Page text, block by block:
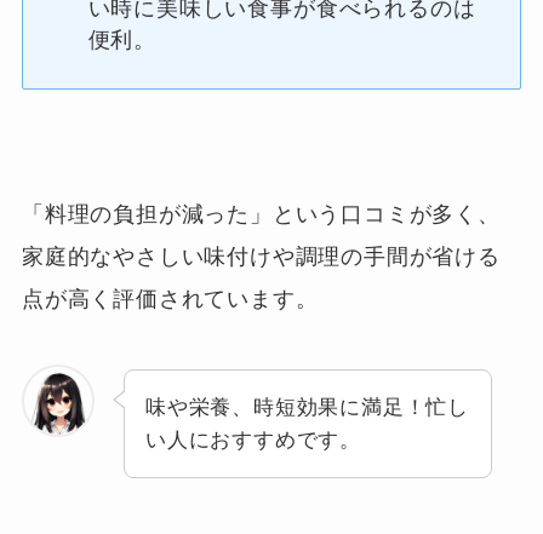
い時に美味しい食事が食べられるのは
便利。
「料理の負担が減った」という口コミが多く、
家庭的なやさしい味付けや調理の手間が省ける
点が高く評価されています。
味や栄養、時短効果に満足！忙し
い人におすすめです。